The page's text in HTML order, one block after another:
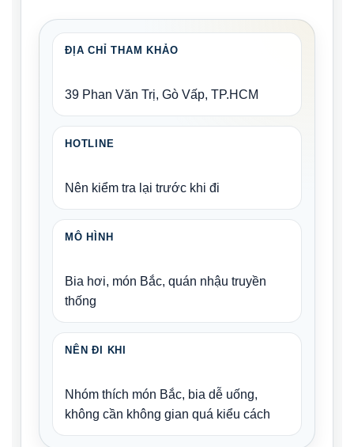
ĐỊA CHỈ THAM KHẢO
39 Phan Văn Trị, Gò Vấp, TP.HCM
HOTLINE
Nên kiểm tra lại trước khi đi
MÔ HÌNH
Bia hơi, món Bắc, quán nhậu truyền
thống
NÊN ĐI KHI
Nhóm thích món Bắc, bia dễ uống,
không cần không gian quá kiểu cách